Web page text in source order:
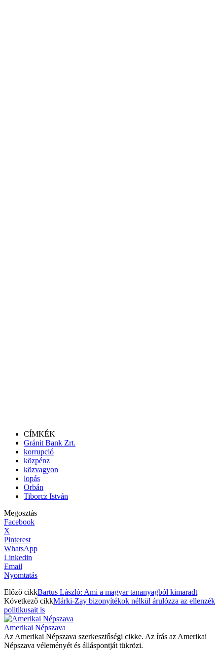
CÍMKÉK
Gránit Bank Zrt.
korrupció
közpénz
közvagyon
lopás
Orbán
Tiborcz István
Megosztás
Facebook
X
Pinterest
WhatsApp
Linkedin
Email
Nyomtatás
Előző cikkBartus László: Ami a magyar tananyagból kimaradt
Következő cikkMárki-Zay bizonyítékok nélkül árulózza az ellenzék
politikusait is
Amerikai Népszava
Az Amerikai Népszava szerkesztőségi cikke. Az írás az Amerikai
Népszava véleményét és álláspontját tükrözi.